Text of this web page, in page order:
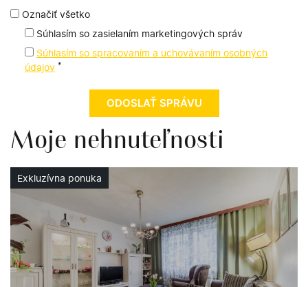
Označiť všetko
Súhlasím so zasielaním marketingových správ
Súhlasím so spracovaním a uchovávaním osobných
údajov *
Moje nehnuteľnosti
Exkluzívna ponuka